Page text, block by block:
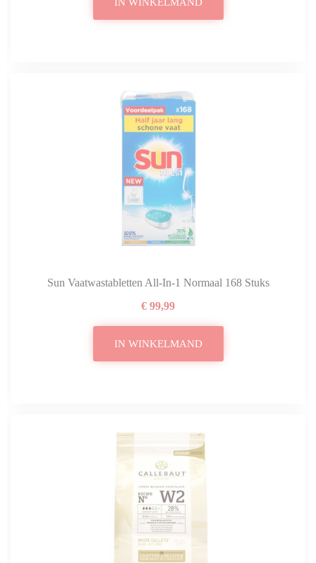
Sun Vaatwastabletten All-In-1 Normaal 168 Stuks
€ 99,99
IN WINKELMAND